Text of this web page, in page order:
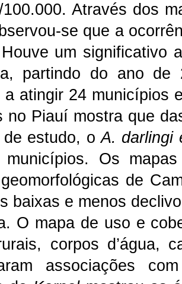
Através dos
se que a
um significativo
partindo do ano de
a atingir 24 municípios
no Piauí mostra que
de estudo, oA. darlingi
Os
de
baixas e menos
O mapa de uso e
corpos d’água,
associações